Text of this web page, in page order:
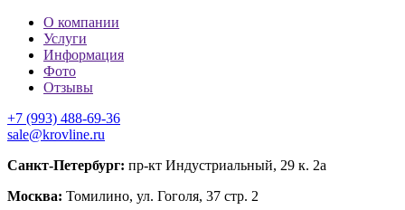
О компании
Услуги
Информация
Фото
Отзывы
+7 (993) 488-69-36
sale@krovline.ru
Санкт-Петербург: пр-кт Индустриальный, 29 к. 2а
Москва: Томилино, ул. Гоголя, 37 стр. 2